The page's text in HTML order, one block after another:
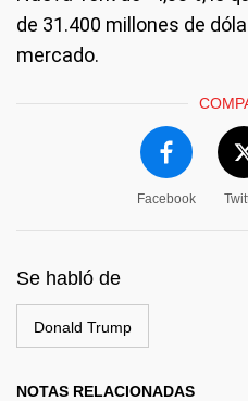
de 31.400 millones de
mercado.
Facebook
Se habló de
Donald Trump
NOTAS RELACIONADAS